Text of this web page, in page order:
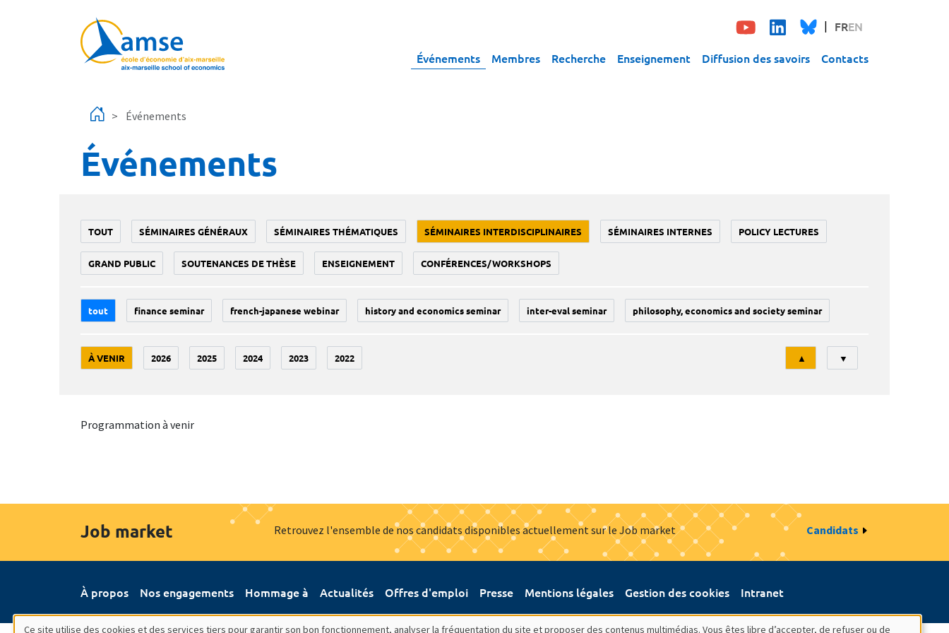
FREN
Événements Membres Recherche Enseignement Diffusion des savoirs Contacts
Événements
Événements
TOUT SÉMINAIRES GÉNÉRAUX SÉMINAIRES THÉMATIQUES SÉMINAIRES INTERDISCIPLINAIRES SÉMINAIRES INTERNES POLICY LECTURES
GRAND PUBLIC SOUTENANCES DE THÈSE ENSEIGNEMENT CONFÉRENCES/WORKSHOPS
tout finance seminar french-japanese webinar history and economics seminar inter-eval seminar philosophy, economics and society seminar
À VENIR 2026 2025 2024 2023 2022
Tri
▲ ▼
Programmation à venir
Job market Retrouvez l'ensemble de nos candidats disponibles actuellement sur le Job market Candidats
À propos Nos engagements Hommage à Actualités Offres d'emploi Presse Mentions légales Gestion des cookies Intranet
Ce site utilise des cookies et des services tiers pour garantir son bon fonctionnement, analyser la fréquentation du site et proposer des contenus multimédias. Vous êtes libre d’accepter, de refuser ou de